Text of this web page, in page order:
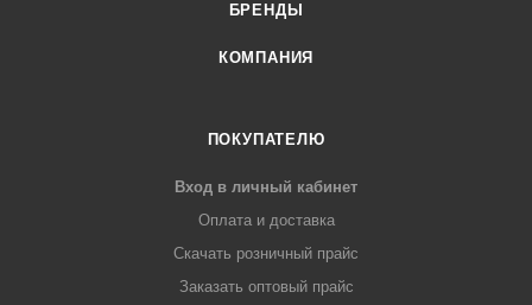
БРЕНДЫ
КОМПАНИЯ
ПОКУПАТЕЛЮ
Вход в личный кабинет
Оплата и доставка
Скачать розничный прайс
Заказать оптовый прайс